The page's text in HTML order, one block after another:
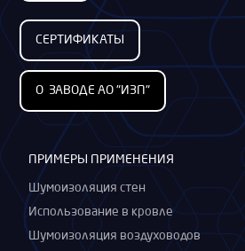
ПРИМЕРЫ ПРИМЕНЕНИЯ
Шумоизоляция стен
Использование в кровле
Шумоизоляция воздуховодов
СЕРТИФИКАТЫ
О ЗАВОДЕ АО "ИЗП"